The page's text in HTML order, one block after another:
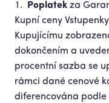
Poplatekza
Kupní ceny
Kupujícímu
dokončením a
procentní sazba se
rámci dané cenové
diferencována